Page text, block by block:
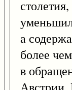
а
более
в